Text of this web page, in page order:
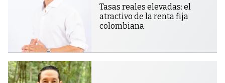
Tasas reales elevadas: el
atractivo de la renta fija
colombiana